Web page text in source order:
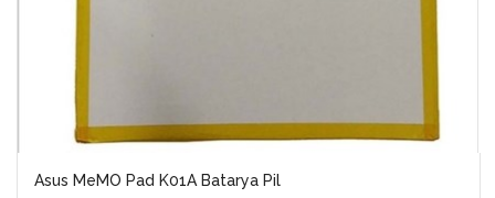
Asus MeMO Pad K01A Batarya Pil